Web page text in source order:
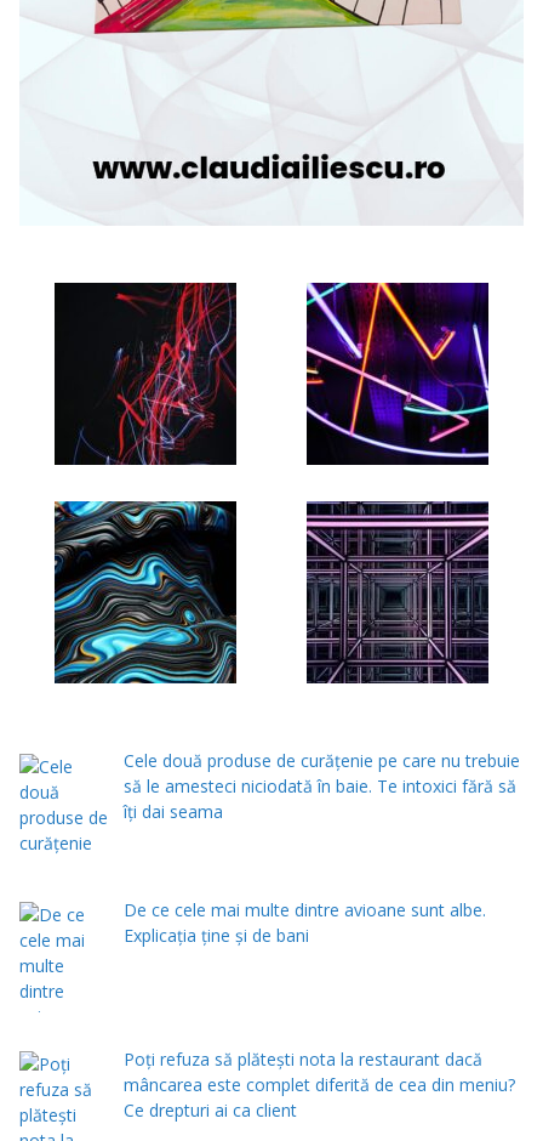
Cele două produse de curăţenie pe care nu trebuie
să le amesteci niciodată în baie. Te intoxici fără să
îţi dai seama
De ce cele mai multe dintre avioane sunt albe.
Explicația ține și de bani
Poți refuza să plătești nota la restaurant dacă
mâncarea este complet diferită de cea din meniu?
Ce drepturi ai ca client